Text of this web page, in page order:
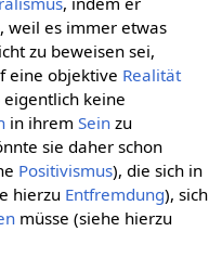
weil es immer etwas
zu beweisen sei,
eine objektive Realität
keine
in ihremSein zu
sie daher schon
Positivismus), die sich in
hierzu Entfremdung), sich
müsse (siehe hierzu